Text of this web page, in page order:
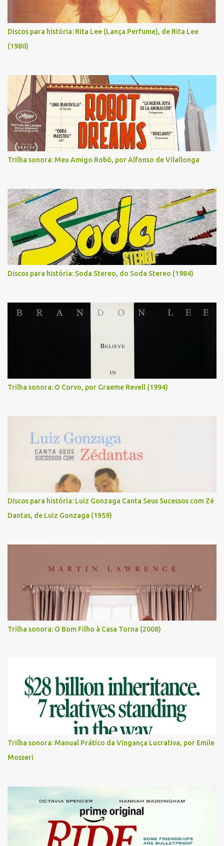
Discos para história: Rita Lee (Lança Perfume), de Rita Lee
(1980)
Trilha sonora: Meu Amigo Robô, por Alfonso de Vilallonga
Discos para história: Soda Stereo, do Soda Stereo (1984)
Trilha sonora: O Corvo, por Graeme Revell (1994)
Discos para história: Luiz Gonzaga Canta Seus Sucessos com Zé
Dantas, de Luiz Gonzaga (1959)
Trilha sonora: O Bom Filho à Casa Torna (2008)
Trilha sonora: Manual Prático da Vingança Lucrativa, por Emile
Mosseri